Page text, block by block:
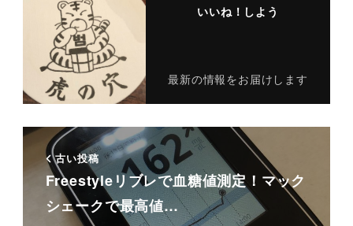
いいね！しよう
最新の情報をお届けします
古い投稿
Freestyleリブレで血糖値測定！マック
シェークで最高値…